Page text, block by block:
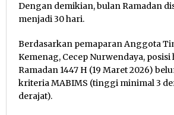
Dengan demikian, bulan Ramadan
menjadi 30 hari.
Berdasarkan pemaparan Anggota
Kemenag, Cecep Nurwendaya, posisi
Ramadan 1447 H (19 Maret 2026)
kriteria MABIMS (tinggi minimal 3
derajat).